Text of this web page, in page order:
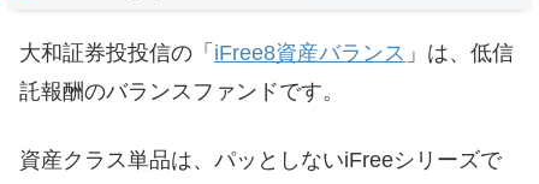
大和証券投投信の「 iFree8資産バランス 」は、低信
託報酬のバランスファンドです。
資産クラス単品は、パッとしないiFreeシリーズで